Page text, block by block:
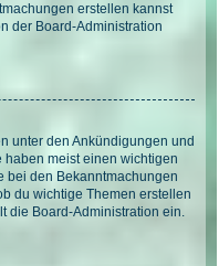
erstellen kannst
der Board-Administration
unter den Ankündigungen und
haben meist einen wichtigen
bei den Bekanntmachungen
du wichtige Themen erstellen
die Board-Administration ein.